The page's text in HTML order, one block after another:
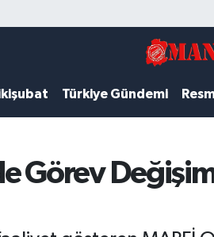
Türkiye Gündemi
Görev